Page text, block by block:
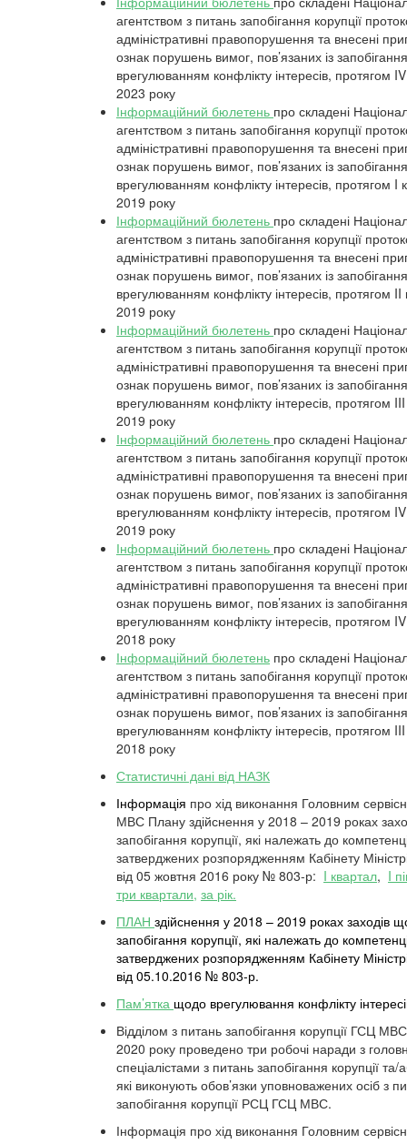
агентством з питань запобігання корупції
адміністративні правопорушення та внесені
ознак порушень вимог, пов’язаних із
врегулюванням конфлікту інтересів, протягом IV
2023 року
Інформаційний бюлетень про складені
агентством з питань запобігання корупції
адміністративні правопорушення та внесені
ознак порушень вимог, пов’язаних із
врегулюванням конфлікту інтересів, протягом I
2019 року
Інформаційний бюлетень про складені
агентством з питань запобігання корупції
адміністративні правопорушення та внесені
ознак порушень вимог, пов’язаних із
врегулюванням конфлікту інтересів, протягом II
2019 року
Інформаційний бюлетень про складені
агентством з питань запобігання корупції
адміністративні правопорушення та внесені
ознак порушень вимог, пов’язаних із
врегулюванням конфлікту інтересів, протягом
2019 року
Інформаційний бюлетень про складені
агентством з питань запобігання корупції
адміністративні правопорушення та внесені
ознак порушень вимог, пов’язаних із
врегулюванням конфлікту інтересів, протягом IV
2019 року
Інформаційний бюлетень про складені
агентством з питань запобігання корупції
адміністративні правопорушення та внесені
ознак порушень вимог, пов’язаних із
врегулюванням конфлікту інтересів, протягом
2018 року
Інформаційний бюлетень про складені
агентством з питань запобігання корупції
адміністративні правопорушення та внесені
ознак порушень вимог, пов’язаних із
врегулюванням конфлікту інтересів, протягом
2018 року
Статистичні дані від НАЗК
Інформація про хід виконання Головним
МВС Плану здійснення у 2018 – 2019 роках
запобігання корупції, які належать до
затверджених розпорядженням Кабінету
від 05 жовтня 2016 року № 803-р: I квартал, I
три квартали, за рік.
ПЛАН здійснення у 2018 – 2019 роках заходів
запобігання корупції, які належать до
затверджених розпорядженням Кабінету
від 05.10.2016 № 803-р.
Пам’ятка щодо врегулювання конфлікту
Відділом з питань запобігання корупції ГСЦ
2020 року проведено три робочі наради з
спеціалістами з питань запобігання корупції
які виконують обов’язки уповноважених осіб з
запобігання корупції РСЦ ГСЦ МВС.
Інформація про хід виконання Головним